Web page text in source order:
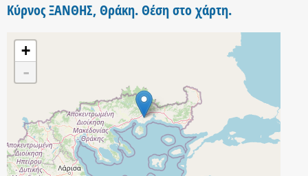
Κύρνος ΞΑΝΘΗΣ, Θράκη. Θέση στο χάρτη.
+
-